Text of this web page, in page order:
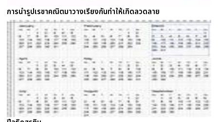
การนำรูปเรขาคณิตมาวางเรียงกันทำให้เกิดลวดลาย